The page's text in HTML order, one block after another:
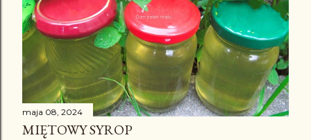
maja 08, 2024
MIĘTOWY SYROP